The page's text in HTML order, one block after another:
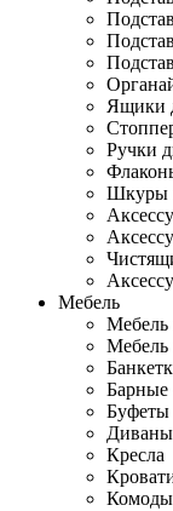
Ящики
Ручки
Шкуры
Мебель
Мебель
Мебель
Барные
Буфеты
Диваны
Кресла
Комоды